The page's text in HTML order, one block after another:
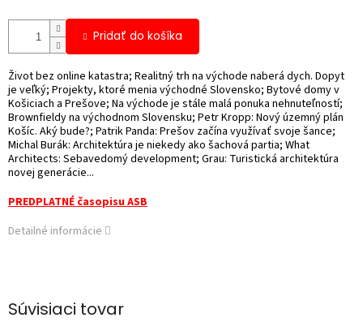
Pridať do košíka
Život bez online katastra; Realitný trh na východe naberá dych. Dopyt
je veľký; Projekty, ktoré menia východné Slovensko; Bytové domy v
Košiciach a Prešove; Na východe je stále malá ponuka nehnuteľností;
Brownfieldy na východnom Slovensku; Petr Kropp: Nový územný plán
Košíc. Aký bude?; Patrik Panda: Prešov začína využívať svoje šance;
Michal Burák: Architektúra je niekedy ako šachová partia; What
Architects: Sebavedomý development; Grau: Turistická architektúra
novej generácie...
PREDPLATNÉ časopisu ASB
Detailné informácie
Súvisiaci tovar